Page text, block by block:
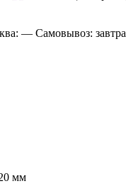
— Самовывоз: завтра
мм